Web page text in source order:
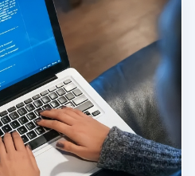
批量管理联系起来。